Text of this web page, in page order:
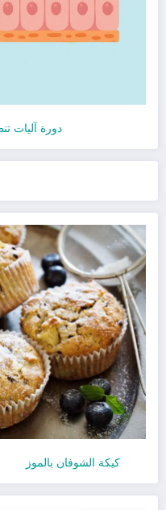
دورة آليات
كيكة الشوفان بالموز